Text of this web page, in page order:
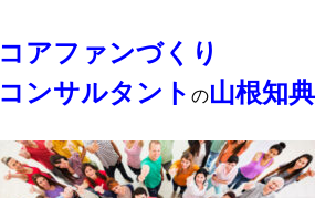
コアファンづくり
コンサルタント の山根知典